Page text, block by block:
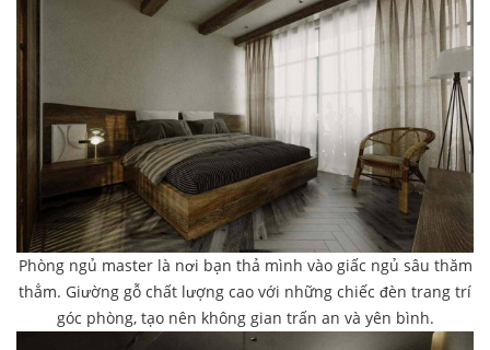
Phòng ngủ master là nơi bạn thả mình vào giấc ngủ sâu thăm
thẳm. Giường gỗ chất lượng cao với những chiếc đèn trang trí
góc phòng, tạo nên không gian trấn an và yên bình.